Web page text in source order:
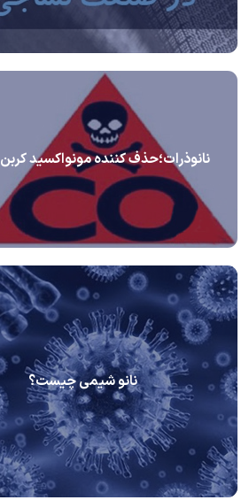
نانوذرات؛حذف کننده مونواکسید کربن
نانو شیمی چیست؟